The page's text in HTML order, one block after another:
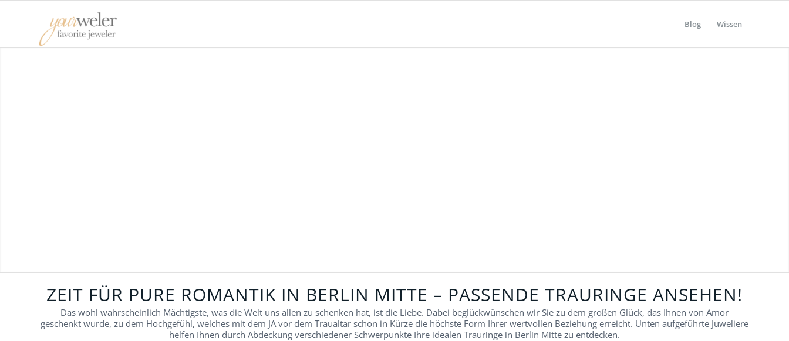
Blog Wissen
ZEIT FÜR PURE ROMANTIK IN BERLIN MITTE – PASSENDE TRAURINGE ANSEHEN!
Das wohl wahrscheinlich Mächtigste, was die Welt uns allen zu schenken hat, ist die Liebe. Dabei beglückwünschen wir Sie zu dem großen Glück, das Ihnen von Amor
geschenkt wurde, zu dem Hochgefühl, welches mit dem JA vor dem Traualtar schon in Kürze die höchste Form Ihrer wertvollen Beziehung erreicht. Unten aufgeführte Juweliere
helfen Ihnen durch Abdeckung verschiedener Schwerpunkte Ihre idealen Trauringe in Berlin Mitte zu entdecken.